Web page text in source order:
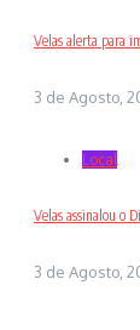
Velas alerta para
3 de Agosto,
Local
Velas assinalou o
3 de Agosto,